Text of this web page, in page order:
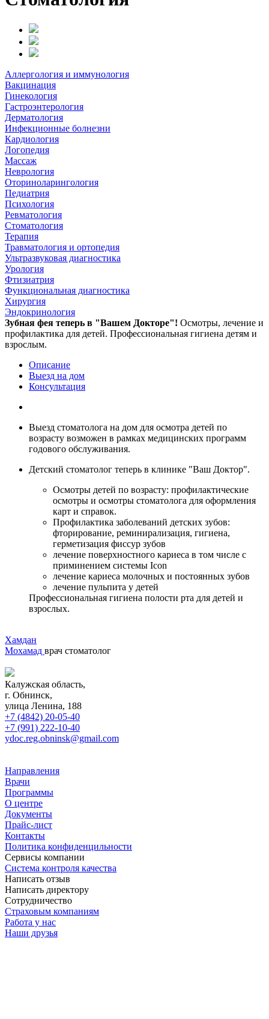
Аллергология и иммунология
Вакцинация
Гинекология
Гастроэнтерология
Дерматология
Инфекционные болнезни
Кардиология
Логопедия
Массаж
Неврология
Оториноларингология
Педиатрия
Психология
Ревматология
Стоматология
Терапия
Травматология и ортопедия
Ультразвуковая диагностика
Урология
Фтизиатрия
Функциональная диагностика
Хирургия
Эндокринология
Зубная фея теперь в "Вашем Докторе"! Осмотры, лечение и
профилактика для детей. Профессиональная гигиена детям и
взрослым.
Описание
Выезд на дом
Консультация
Выезд стоматолога на дом для осмотра детей по
возрасту возможен в рамках медицинских программ
годового обслуживания.
Детский стоматолог теперь в клинике "Ваш Доктор".
Осмотры детей по возрасту: профилактические
осмотры и осмотры стоматолога для оформления
карт и справок.
Профилактика заболеваний детских зубов:
фторирование, реминирализация, гигиена,
герметизация фиссур зубов
лечение поверхностного кариеса в том числе с
приминением системы Icon
лечение кариеса молочных и постоянных зубов
лечение пульпита у детей
Профессиональная гигиена полости рта для детей и
взрослых.
Хамдан
Мохамад врач стоматолог
Калужская область,
г. Обнинск,
улица Ленина, 188
+7 (4842) 20-05-40
+7 (991) 222-10-40
ydoc.reg.obninsk@gmail.com
Направления
Врачи
Программы
О центре
Документы
Прайс-лист
Контакты
Политика конфиденцильности
Сервисы компании
Система контроля качества
Написать отзыв
Написать директору
Сотрудничество
Страховым компаниям
Работа у нас
Наши друзья